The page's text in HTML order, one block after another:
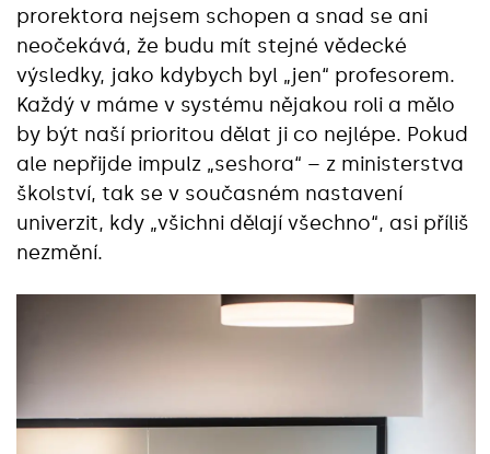
prorektora nejsem schopen a snad se ani
neočekává, že budu mít stejné vědecké
výsledky, jako kdybych byl „jen“ profesorem.
Každý v máme v systému nějakou roli a mělo
by být naší prioritou dělat ji co nejlépe. Pokud
ale nepřijde impulz „seshora“ – z ministerstva
školství, tak se v současném nastavení
univerzit, kdy „všichni dělají všechno“, asi příliš
nezmění.